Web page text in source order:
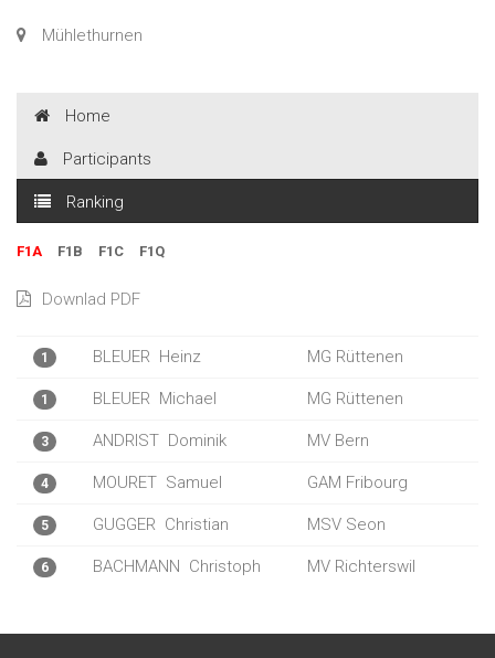
Mühlethurnen
Home
Participants
Ranking
F1A F1B F1C F1Q
Downlad PDF
1 BLEUER Heinz MG Rüttenen
1 BLEUER Michael MG Rüttenen
3 ANDRIST Dominik MV Bern
4 MOURET Samuel GAM Fribourg
5 GUGGER Christian MSV Seon
6 BACHMANN Christoph MV Richterswil